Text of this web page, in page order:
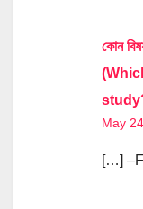
কোন
study?)
May
[…]